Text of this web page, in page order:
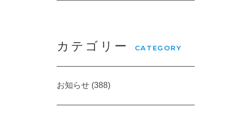
カテゴリー CATEGORY
お知らせ (388)